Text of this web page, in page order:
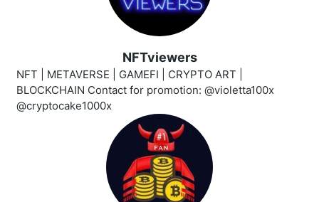
NFTviewers
NFT | METAVERSE | GAMEFI | CRYPTO ART |
BLOCKCHAIN Contact for promotion: @violetta100x
@cryptocake1000x